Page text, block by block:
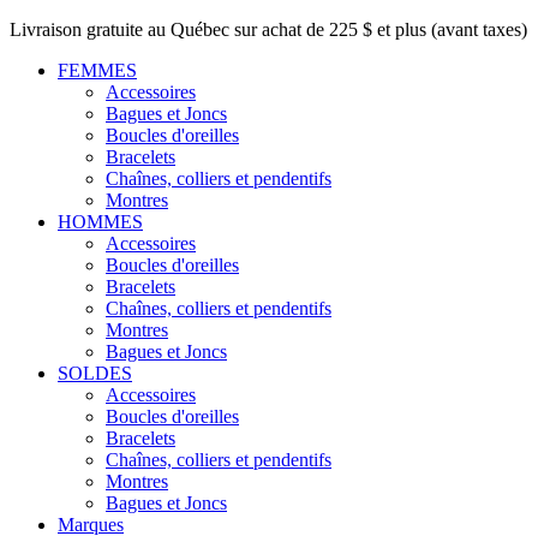
Livraison gratuite au Québec sur achat de 225 $ et plus (avant taxes)
FEMMES
Accessoires
Bagues et Joncs
Boucles d'oreilles
Bracelets
Chaînes, colliers et pendentifs
Montres
HOMMES
Accessoires
Boucles d'oreilles
Bracelets
Chaînes, colliers et pendentifs
Montres
Bagues et Joncs
SOLDES
Accessoires
Boucles d'oreilles
Bracelets
Chaînes, colliers et pendentifs
Montres
Bagues et Joncs
Marques